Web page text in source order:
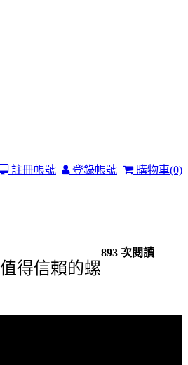
購物車(0)
登錄帳號
註冊帳號
893 次閱讀
得信賴的螺